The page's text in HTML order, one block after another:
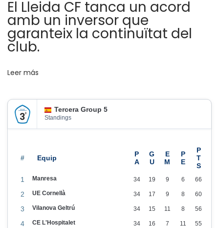
e
l
s
r
f
r
o
El Lleida CF tanca un acord
amb un inversor que
garanteix la continuïtat del
club.
Leer más
Tercera Group 5
Standings
#
1 Manresa 34 19 9 6 66
2 UE Cornellà 34 17 9 8 60
3 Vilanova Geltrú 34 15 11 8 56
4 CE L'Hospitalet 34 16 7 11 55